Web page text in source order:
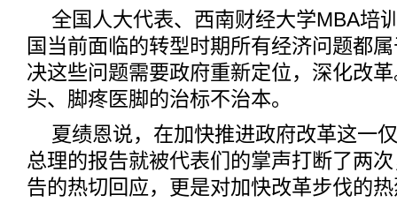
全国人大代表、西南财经大学MBA培
国当前面临的转型时期所有经济问题都
决这些问题需要政府重新定位，深化改
头、脚疼医脚的治标不治本。
夏绩恩说，在加快推进政府改革这一
总理的报告就被代表们的掌声打断了两
告的热切回应，更是对加快改革步伐的